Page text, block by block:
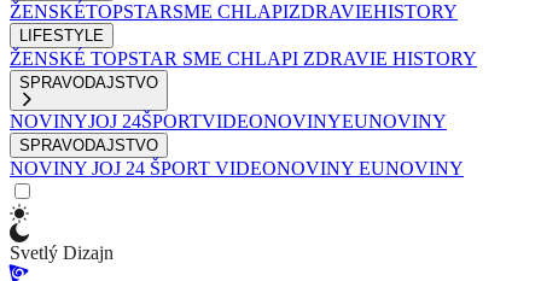
ŽENSKÉTOPSTARSME CHLAPIZDRAVIEHISTORY
LIFESTYLE
ŽENSKÉ TOPSTAR SME CHLAPI ZDRAVIE HISTORY
SPRAVODAJSTVO
NOVINYJOJ 24ŠPORTVIDEONOVINYEUNOVINY
SPRAVODAJSTVO
NOVINY JOJ 24 ŠPORT VIDEONOVINY EUNOVINY
Svetlý Dizajn